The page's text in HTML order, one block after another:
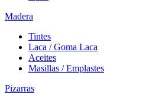
Madera
Tintes
Laca / Goma Laca
Aceites
Masillas / Emplastes
Pizarras